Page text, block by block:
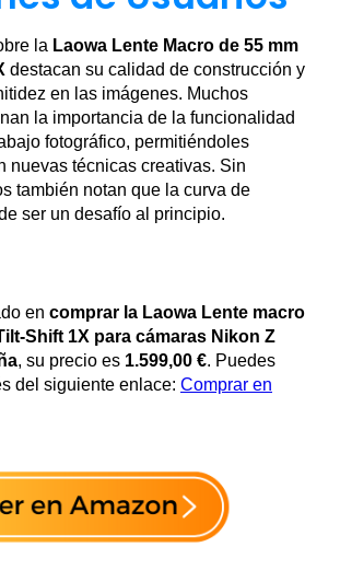
la Laowa Lente Macro de 55 mm
destacan su calidad de construcción y
en las imágenes. Muchos
la importancia de la funcionalidad
fotográfico, permitiéndoles
nuevas técnicas creativas. Sin
también notan que la curva de
ser un desafío al principio.
en comprar la Laowa Lente macro
Shift 1X para cámaras Nikon Z
, su precio es 1.599,00 €. Puedes
del siguiente enlace: Comprar en